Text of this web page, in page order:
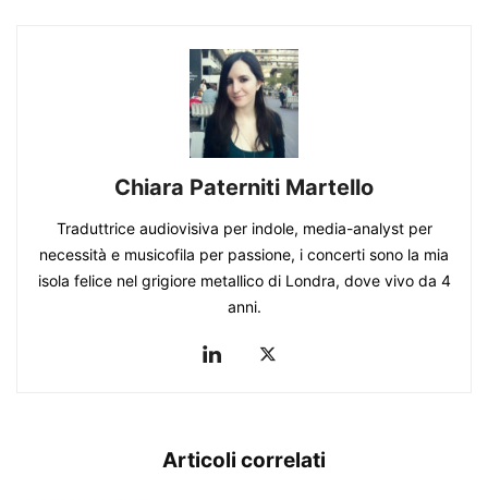
Chiara Paterniti Martello
Traduttrice audiovisiva per indole, media-analyst per
necessità e musicofila per passione, i concerti sono la mia
isola felice nel grigiore metallico di Londra, dove vivo da 4
anni.
Articoli correlati